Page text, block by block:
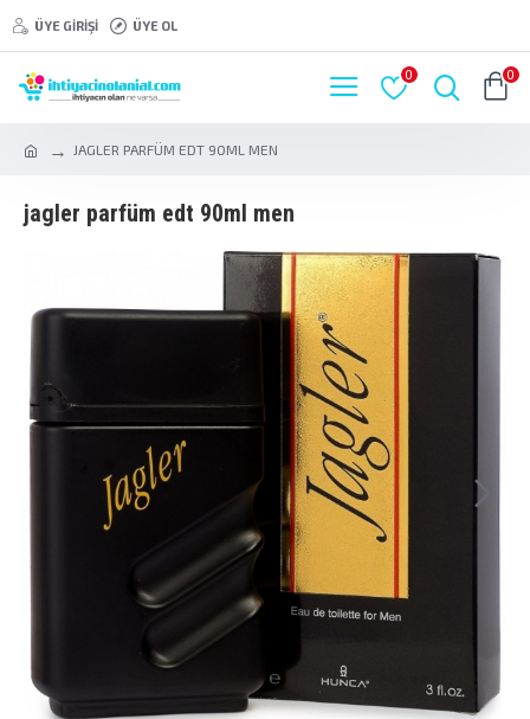
ÜYE GIRIŞI ÜYE OL
0 0
JAGLER PARFÜM EDT 90ML MEN
jagler parfüm edt 90ml men